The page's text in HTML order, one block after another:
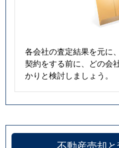
各会社の査定結果を元に
契約をする前に、どの会
かりと検討しましょう。
不動産売却